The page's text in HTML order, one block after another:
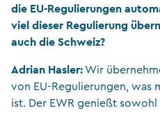
die EU-Regulierungen
viel dieser Regulierung
auch die Schweiz?
Adrian Hasler:Wir
von EU-Regulierungen, was
ist. Der EWR genießt